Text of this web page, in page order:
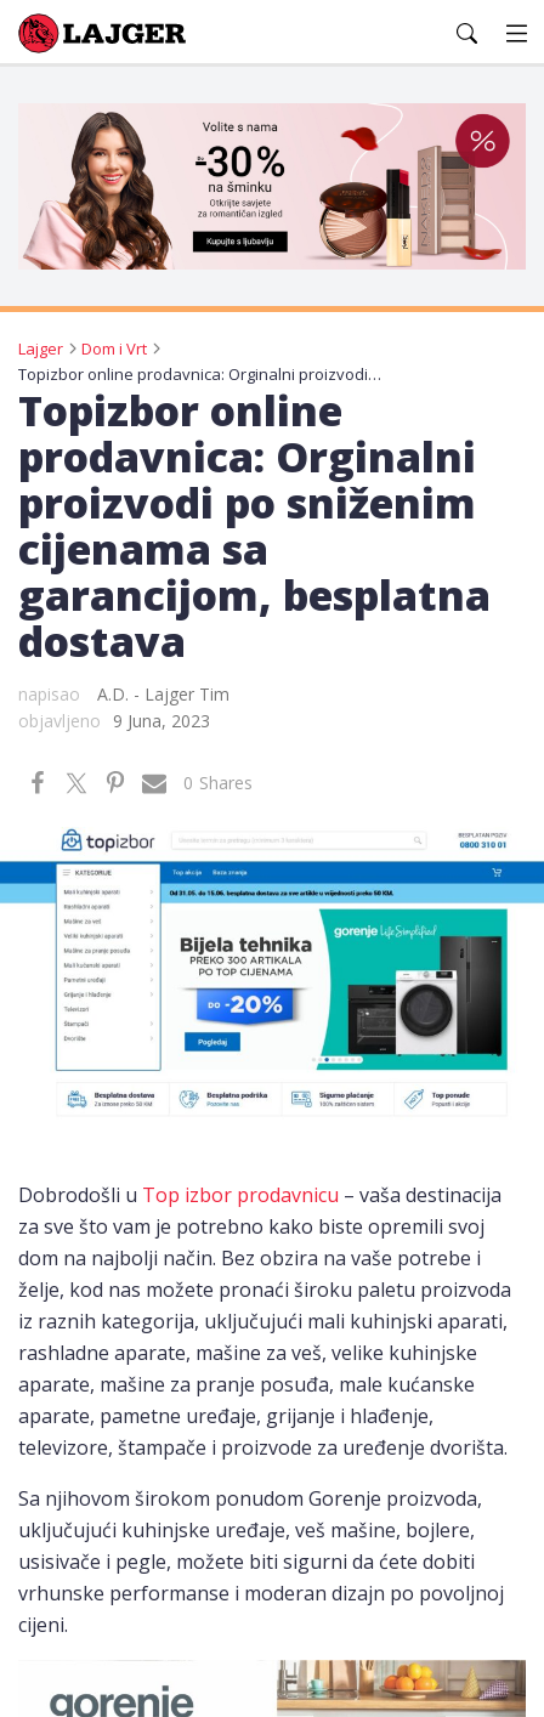
Lajger
Lajger
Dom i Vrt
Topizbor online prodavnica: Orginalni proizvodi po sniženim cijenama sa garancijom, besplatna dostava
Topizbor online
prodavnica: Orginalni
proizvodi po sniženim
cijenama sa
garancijom, besplatna
dostava
napisao
A.D. - Lajger Tim
objavljeno
9 Juna, 2023
Shares
0
Dobrodošli u Top izbor prodavnicu – vaša destinacija
za sve što vam je potrebno kako biste opremili svoj
dom na najbolji način. Bez obzira na vaše potrebe i
želje, kod nas možete pronaći široku paletu proizvoda
iz raznih kategorija, uključujući mali kuhinjski aparati,
rashladne aparate, mašine za veš, velike kuhinjske
aparate, mašine za pranje posuđa, male kućanske
aparate, pametne uređaje, grijanje i hlađenje,
televizore, štampače i proizvode za uređenje dvorišta.
Sa njihovom širokom ponudom Gorenje proizvoda,
uključujući kuhinjske uređaje, veš mašine, bojlere,
usisivače i pegle, možete biti sigurni da ćete dobiti
vrhunske performanse i moderan dizajn po povoljnoj
cijeni.